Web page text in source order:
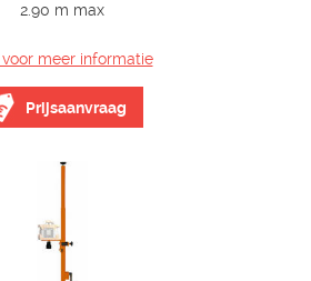
2.90 m max
voor meer informatie
Prijsaanvraag